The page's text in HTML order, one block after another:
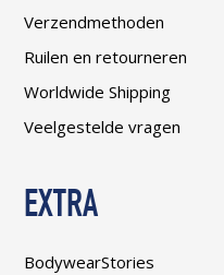
Verzendmethoden
Ruilen en retourneren
Worldwide Shipping
Veelgestelde vragen
EXTRA
BodywearStories